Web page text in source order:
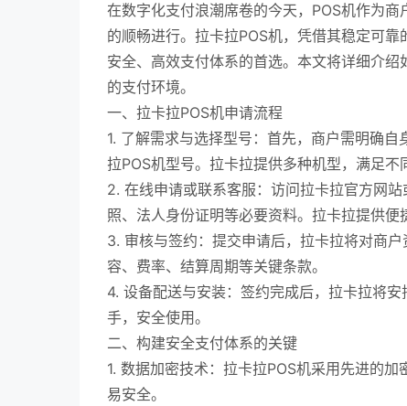
在数字化支付浪潮席卷的今天，POS机作为
的顺畅进行。拉卡拉POS机，凭借其稳定可
安全、高效支付体系的首选。本文将详细介
的支付环境。
一、拉卡拉POS机申请流程
1. 了解需求与选择型号：首先，商户需明确
拉POS机型号。拉卡拉提供多种机型，满足不
2. 在线申请或联系客服：访问拉卡拉官方网
照、法人身份证明等必要资料。拉卡拉提供便
3. 审核与签约：提交申请后，拉卡拉将对商
容、费率、结算周期等关键条款。
4. 设备配送与安装：签约完成后，拉卡拉将
手，安全使用。
二、构建安全支付体系的关键
1. 数据加密技术：拉卡拉POS机采用先进的
易安全。